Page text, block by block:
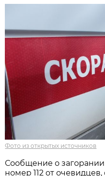
Фото из открытых источников
Сообщение о загорании
номер 112 от